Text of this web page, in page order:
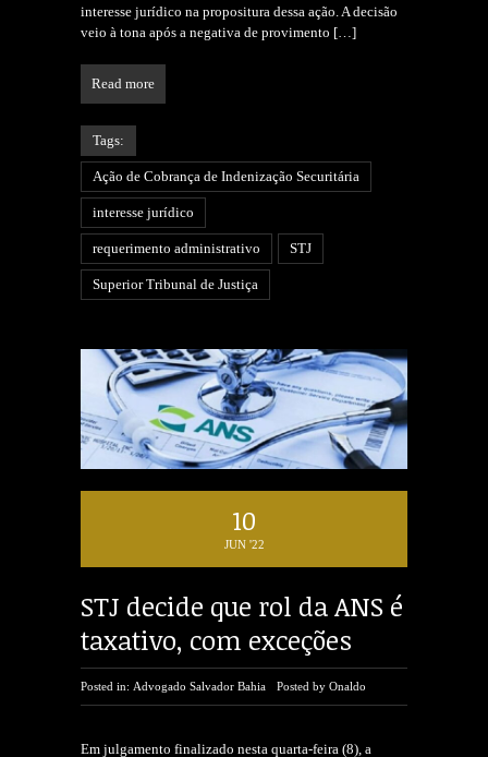
interesse jurídico na propositura dessa ação. A decisão
veio à tona após a negativa de provimento […]
Read more
Tags:
Ação de Cobrança de Indenização Securitária
interesse jurídico
requerimento administrativo STJ
Superior Tribunal de Justiça
10
JUN '22
STJ decide que rol da ANS é
taxativo, com exceções
Posted in: Advogado Salvador Bahia Posted by Onaldo
Em julgamento finalizado nesta quarta-feira (8), a